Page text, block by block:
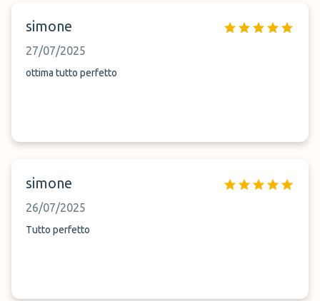
simone
27/07/2025
ottima tutto perfetto
simone
26/07/2025
Tutto perfetto